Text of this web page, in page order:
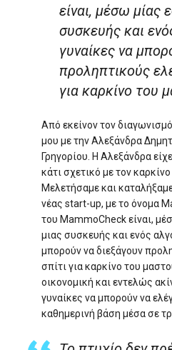
είναι, μέσω μίας
συσκευής και
γυναίκες να
προληπτικούς
για καρκίνο του
Από εκείνον τον
μου με την Αλεξάνδρα
Γρηγορίου. Η Αλεξάνδρα
κάτι σχετικό με τον
Mελετήσαμε και
νέας start-up, με το όνομα
του MammoCheck είναι,
μιας συσκευής και ενός
μπορούν να διεξάγουν
σπίτι για καρκίνο του
οικονομική και εντελώς
γυναίκες να μπορούν να
καθημερινή βάση μέσα σε